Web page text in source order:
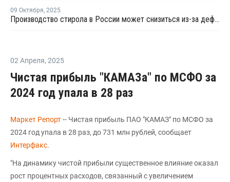
09 Октября, 2025
Производство стирола в России может снизиться из-за дефицита бензола
02 Апреля, 2025
Чистая прибыль "КАМАЗа" по МСФО за
2024 год упала в 28 раз
Маркет Репорт-- Чистая прибыль ПАО "КАМАЗ" по МСФО за
2024 год упала в 28 раз, до 731 млн рублей, сообщает
Интерфакс.
"На динамику чистой прибыли существенное влияние оказал
рост процентных расходов, связанный с увеличением